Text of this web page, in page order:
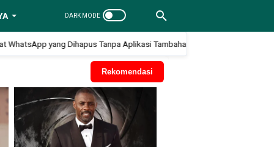
yang Dihapus Tanpa Aplikasi Tambahan
Rekomendasi